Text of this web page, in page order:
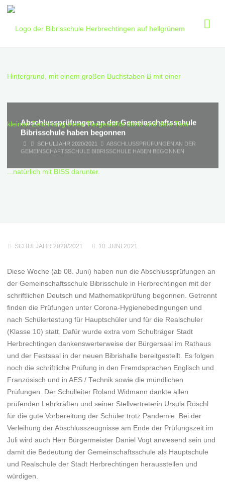
Skip
content
Abschlussprüfungen an der Gemeinschaftsschule
Bibrisschule haben begonnen
HOMESCHULJAHR 2020/2021
ABSCHLUSSPRÜFUNGEN AN DER
GEMEINSCHAFTSSCHULE BIBRISSCHULE HABEN BEGONNEN
SCHULJAHR 2020/2021 10. JUNI 2021
Diese Woche (ab 08. Juni) haben nun die Abschlussprüfungen an
der Gemeinschaftsschule Bibrisschule in Herbrechtingen mit der
schriftlichen Deutsch und Mathematikprüfung begonnen. Getrennt
finden die Prüfungen unter Corona-Hygienebedingungen und
nach Schülertestung für Hauptschüler und für die Realschuler
(Klasse 10) statt. Dafür wurde extra vom Schulträger Stadt
Herbrechtingen dankenswerterweise der Bürgersaal im Rathaus
und der Festsaal in der neuen Bibrishalle bereitgestellt. Es folgen
noch die schriftliche Prüfung in den Fremdsprachen Englisch und
Französisch und in AES / Technik sowie die mündlichen
Prüfungen. Der Schulleiter Roland Widmann dankte allen
prüfenden Lehrkräften und seiner Stellvertreterin Ursula Röschl
für die gute Vorbereitung der Schüler trotz Pandemie. Bei der
Verleihung der Abschlusszeugnisse am Ende der Prüfungszeit im
Juli wird auch Herr Bürgermeister Daniel Vogt anwesend sein und
damit die Bedeutung der Gemeinschaftsschule als Hauptschule
und Realschule der Stadt Herbrechtingen herausstellen und
würdigen.